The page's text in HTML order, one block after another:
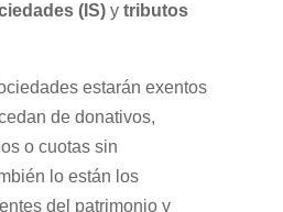
(IS)y tributos
estarán exentos
de donativos,
o cuotas sin
lo están los
del patrimonio y